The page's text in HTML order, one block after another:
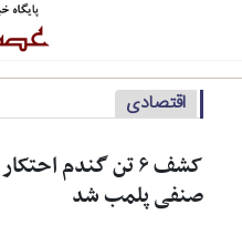
اقتصادی
کشف ۶ تن گندم
صنفی پلمب شد